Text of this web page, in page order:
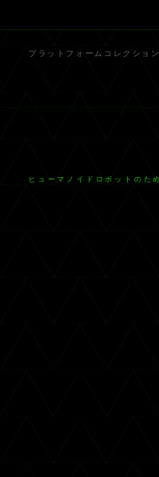
プラットフォーム コレクション
ヒューマノイドロボットのた